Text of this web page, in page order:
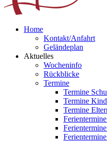
Home
Kontakt/Anfahrt
Geländeplan
Aktuelles
Wocheninfo
Rückblicke
Termine
Termine
Termine
Termine